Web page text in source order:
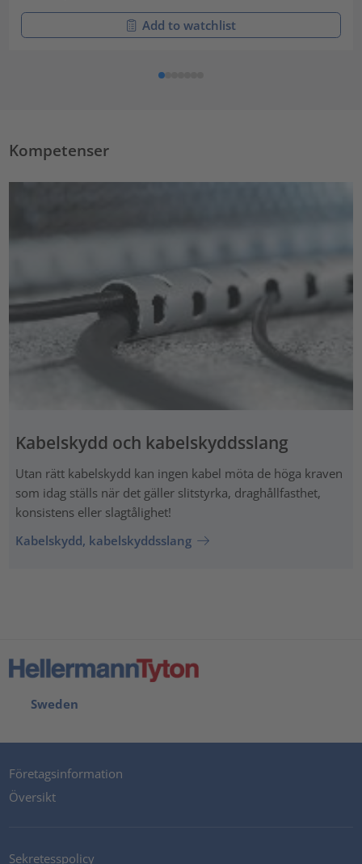
Add to watchlist
Kompetenser
Kabelskydd och kabelskyddsslang
Utan rätt kabelskydd kan ingen kabel möta de höga kraven
som idag ställs när det gäller slitstyrka, draghållfasthet,
konsistens eller slagtålighet!
Kabelskydd, kabelskyddsslang
Sweden
Företagsinformation
Översikt
Sekretesspolicy